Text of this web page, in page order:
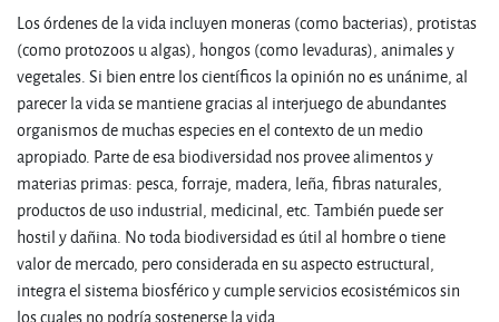
Los órdenes de la vida incluyen moneras (como bacterias), protistas
(como protozoos u algas), hongos (como levaduras), animales y
vegetales. Si bien entre los científicos la opinión no es unánime, al
parecer la vida se mantiene gracias al interjuego de abundantes
organismos de muchas especies en el contexto de un medio
apropiado. Parte de esa biodiversidad nos provee alimentos y
materias primas: pesca, forraje, madera, leña, fibras naturales,
productos de uso industrial, medicinal, etc. También puede ser
hostil y dañina. No toda biodiversidad es útil al hombre o tiene
valor de mercado, pero considerada en su aspecto estructural,
integra el sistema biosférico y cumple servicios ecosistémicos sin
los cuales no podría sostenerse la vida.